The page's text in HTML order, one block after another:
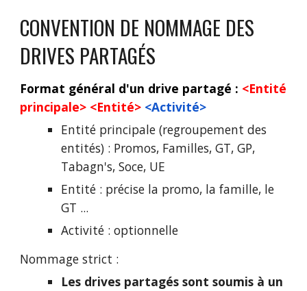
CONVENTION DE NOMMAGE DES
DRIVES PARTAGÉS
Format général d'un drive partagé : <Entité
principale> <Entité> <Activité>
Entité principale (regroupement des
entités) : Promos, Familles, GT, GP,
Tabagn's, Soce, UE
Entité : précise la promo, la famille, le
GT ...
Activité : optionnelle
Nommage strict :
Les drives partagés sont soumis à un